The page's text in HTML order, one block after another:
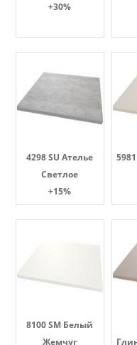
+30%
4298 SU Ателье
Светлое
+15%
8100 SM Белый
Жемчуг